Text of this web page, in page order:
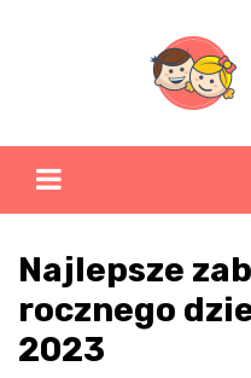
Najlepsze
rocznego
2023